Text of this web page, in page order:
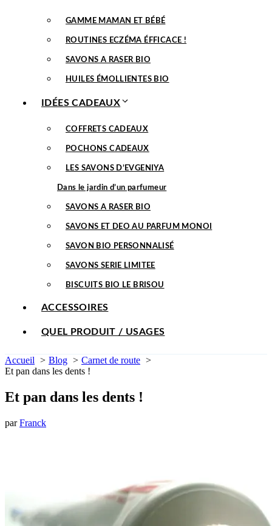
GAMME MAMAN ET BÉBÉ
ROUTINES ECZÉMA ÉFFICACE !
SAVONS A RASER BIO
HUILES ÉMOLLIENTES BIO
IDÉES CADEAUX
COFFRETS CADEAUX
POCHONS CADEAUX
LES SAVONS D’EVGENIYA
Dans le jardin d’un parfumeur
SAVONS A RASER BIO
SAVONS ET DEO AU PARFUM MONOI
SAVON BIO PERSONNALISÉ
SAVONS SERIE LIMITEE
BISCUITS BIO LE BRISOU
ACCESSOIRES
QUEL PRODUIT / USAGES
Accueil Blog
Carnet de route
Et pan dans les dents !
Et pan dans les dents !
parFranck